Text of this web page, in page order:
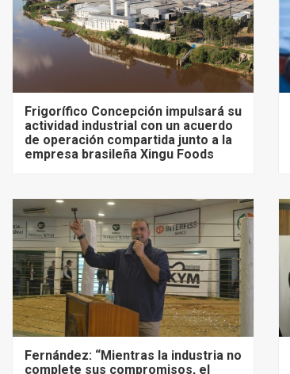
Frigorífico Concepción impulsará su
actividad industrial con un acuerdo
de operación compartida junto a la
empresa brasileña Xingu Foods
Fernández: “Mientras la industria no
complete sus compromisos, el